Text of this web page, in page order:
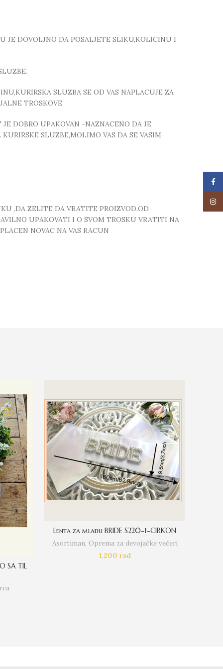
JE DOVOLJNO DA POSALJETE SLIKU,KOLICINU I
SLUZBA SE OD VAS NAPLACUJE ZA
TROSKOVE
DOBRO UPAKOVAN -NAZNACENO DA JE
SLUZBE,MOLIMO VAS DA SE VASIM
,DA ZELITE DA VRATITE PROIZVOD.OD
UPAKOVATI I O SVOM TROSKU VRATITI NA
NOVAC NA VAS RACUN
SA TIL
Lenta za mladu BRIDE S220-1-CIRKON
Asortiman, Oprema za devojačke večeri
1.200 rsd